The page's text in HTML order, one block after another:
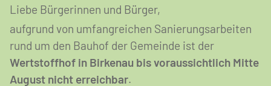
Liebe Bürgerinnen und Bürger,
aufgrund von umfangreichen Sanierungsarbeiten
rund um den Bauhof der Gemeinde ist der
Wertstoffhof in Birkenau bis voraussichtlich Mitte
August nicht erreichbar.